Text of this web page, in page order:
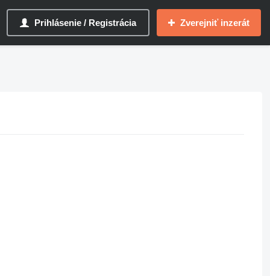
Prihlásenie / Registrácia Zverejniť inzerát